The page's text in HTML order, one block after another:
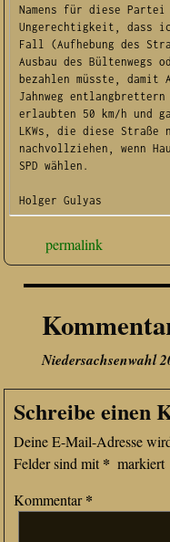
Namens für diese
Ungerechtigkeit, dass
Fall (Aufhebung des
Ausbau des Bültenwegs
bezahlen müsste, damit
Jahnweg
erlaubten 50 km/h und
LKWs, die diese
nachvollziehen, wenn
SPD wählen.
Holger Gulyas
permalink
Niedersachsenwahl
Schreibe einen
Deine E-Mail-Adresse
Felder sind mit * markiert
Kommentar*